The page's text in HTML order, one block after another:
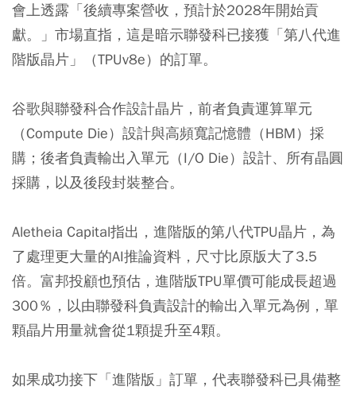
會上透露「後續專案營收，預計於2028年開始貢
獻。」市場直指，這是暗示聯發科已接獲「第八代進
階版晶片」（TPUv8e）的訂單。
谷歌與聯發科合作設計晶片，前者負責運算單元
（Compute Die）設計與高頻寬記憶體（HBM）採
購；後者負責輸出入單元（I/O Die）設計、所有晶圓
採購，以及後段封裝整合。
Aletheia Capital指出，進階版的第八代TPU晶片，為
了處理更大量的AI推論資料，尺寸比原版大了3.5
倍。富邦投顧也預估，進階版TPU單價可能成長超過
300％，以由聯發科負責設計的輸出入單元為例，單
顆晶片用量就會從1顆提升至4顆。
如果成功接下「進階版」訂單，代表聯發科已具備整